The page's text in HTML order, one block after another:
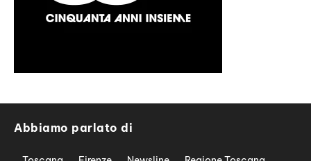
Abbiamo parlato di